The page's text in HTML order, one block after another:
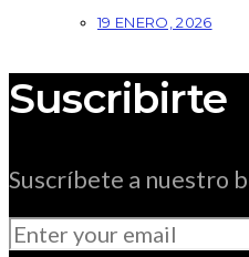
19 ENERO, 2026
Suscribirte
Suscríbete a nuestro